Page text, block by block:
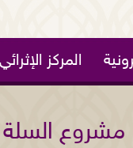
المركز الإثرائي
مشروع السلة